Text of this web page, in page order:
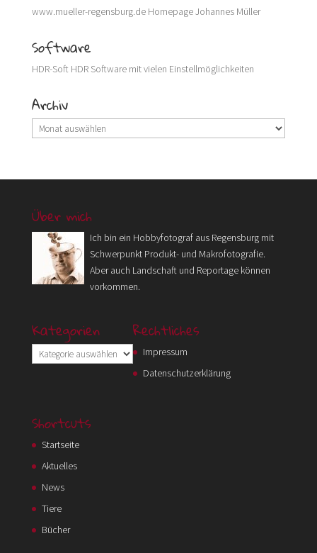
www.mueller-regensburg.deHomepage Johannes Müller
Software
HDR-SoftHDR Software mit vielen Einstellmöglichkeiten
Archiv
Archiv
Über mich
Ich bin ein Hobbyfotograf aus Regensburg mit
Schwerpunkt Produkt- und Makrofotografie.
Aber auch Landschaft und Reportage können
vorkommen.
Kategorien
Kategorien
Rechtliches
Impressum
Datenschutzerklärung
Shortcuts
Startseite
Aktuelles
News
Tiere
Bücher